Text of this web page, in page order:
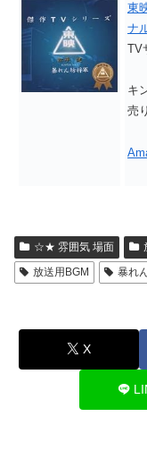
東
ナ
TV
キ
売
☆★ 雰囲気 場面
放送用BGM
暴れ
X